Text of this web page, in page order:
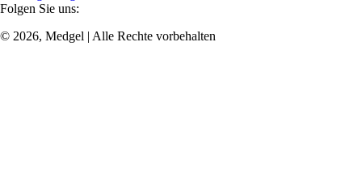
Folgen Sie uns:
© 2026, Medgel | Alle Rechte vorbehalten